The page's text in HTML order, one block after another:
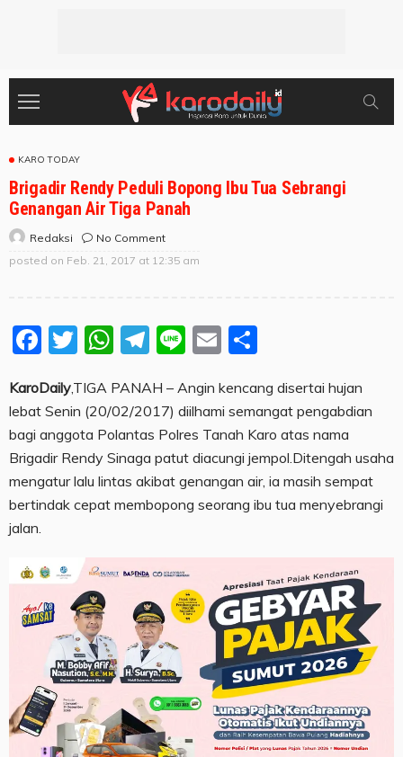
KARO TODAY
Brigadir Rendy Peduli Bopong Ibu Tua Sebrangi
Genangan Air Tiga Panah
Redaksi
No Comment
posted on Feb. 21, 2017 at 12:35 am
Facebook
Twitter
WhatsApp
Telegram
LineEmail
KaroDaily,TIGA PANAH – Angin kencang disertai hujan
lebat Senin (20/02/2017) diilhami semangat pengabdian
bagi anggota Polantas Polres Tanah Karo atas nama
Brigadir Rendy Sinaga patut diacungi jempol.Ditengah usaha
mengatur lalu lintas akibat genangan air, ia masih sempat
bertindak cepat membopong seorang ibu tua menyebrangi
jalan.